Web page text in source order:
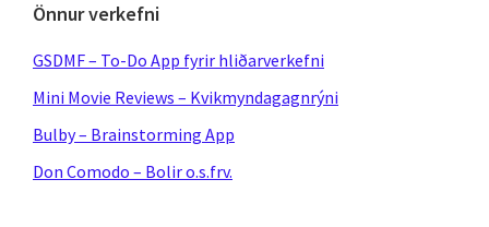
Önnur verkefni
GSDMF – To-Do App fyrir hliðarverkefni
Mini Movie Reviews – Kvikmyndagagnrýni
Bulby – Brainstorming App
Don Comodo – Bolir o.s.frv.